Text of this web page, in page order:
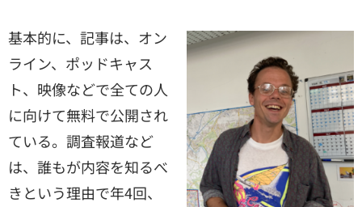
基本的に、記事は、オン
ライン、ポッドキャス
ト、映像などで全ての人
に向けて無料で公開され
ている。調査報道など
は、誰もが内容を知るべ
きという理由で年4回、